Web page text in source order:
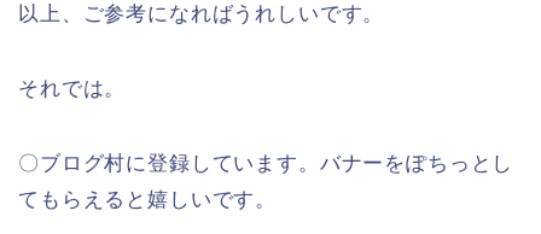
以上、ご参考になればうれしいです。
それでは。
〇ブログ村に登録しています。バナーをぽちっとし
てもらえると嬉しいです。